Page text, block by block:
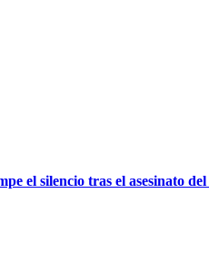
el silencio tras el asesinato